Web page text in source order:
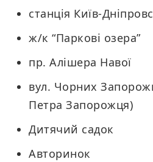
станція Київ-
ж/к “Паркові озера”
пр. Алішера Навої
вул. Чорних
Петра Запорожця)
Дитячий садок
Авторинок